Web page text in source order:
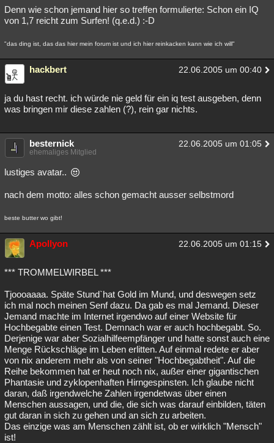
Denn wie schon jemand hier so treffen formulierte: Schon ein IQ
von 1,7 reicht zum Surfen! (q.e.d.) :-D
"das ding ist, das das hier mein forum ist und ich hier reinkacken kann wie ich will"
hackbert 22.06.2005 um 00:40
ja du hast recht. ich würde nie geld für ein iq test ausgeben, denn
was bringen mir diese zahlen (?), rein gar nichts.
besternick 22.06.2005 um 01:05
ehemaliges Mitglied
lustiges avatar..
nach dem motto: alles schon gemacht ausser selbstmord
beste butter wo gibt!
Apollyon 22.06.2005 um 01:15
*** TROMMELWIRBEL ***
Tjoooaaaa. Späte Stund`hat Gold im Mund, und deswegen setz
ich mal noch meinen Senf dazu. Da gab es mal Jemand. Dieser
Jemand machte im Internet irgendwo auf einer Website für
Hochbegabte einen Test. Demnach war er auch hochbegabt. So.
Derjenige war aber Sozialhilfeempfänger und hatte sonst auch eine
Menge Rückschläge im Leben erlitten. Auf einmal redete er aber
von nix anderem mehr als von seiner "Hochbegabtheit". Auf die
Reihe bekommen hat er heut noch nix, außer einer gigantischen
Phantasie und zyklopenhaften Hirngespinsten. Ich glaube nicht
daran, daß irgendwelche Zahlen irgendetwas über einen
Menschen aussagen, und die, die sich was darauf einbilden, täten
gut daran in sich zu gehen und an sich zu arbeiten.
Das einzige was am Menschen zählt ist, ob er wirklich "Mensch"
ist!